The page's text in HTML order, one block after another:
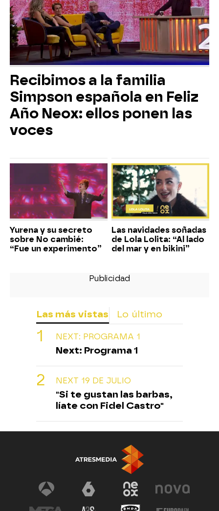
Recibimos a la familia
Simpson española en Feliz
Año Neox: ellos ponen las
voces
Yurena y su secreto
sobre No cambié:
“Fue un experimento”
Las navidades soñadas
de Lola Lolita: “Al lado
del mar y en bikini”
Las más vistas Lo último
NEXT: PROGRAMA 1
Next: Programa 1
NEXT 19 DE JULIO
"Si te gustan las barbas,
líate con Fidel Castro"